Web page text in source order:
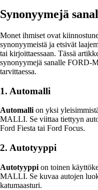
Synonyymejä
Monet ihmiset ovat
synonyymeistä ja etsivät
tai kirjoittaessaan. Tässä
synonyymejä sanalle FORD-
tarvittaessa.
1. Automalli
Automallion yksi
MALLI. Se viittaa tiettyyn
Ford Fiesta tai Ford Focus.
2. Autotyyppi
Autotyyppi on toinen
MALLI. Se kuvaa autojen
katumaasturi.